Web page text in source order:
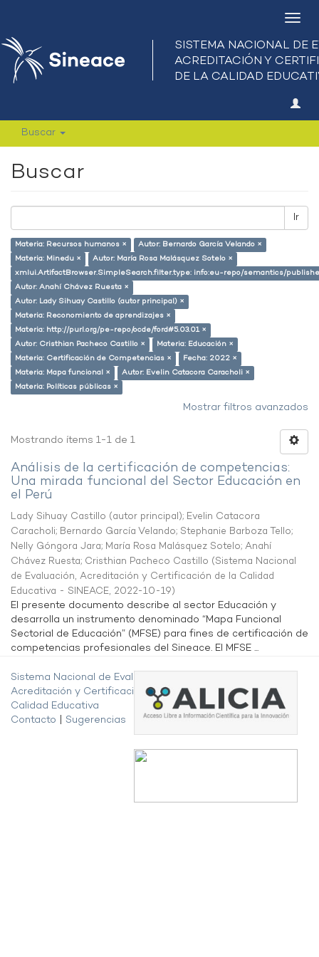
Buscar
Buscar
Ir
Materia: Recursos humanos ×
Autor: Bernardo García Velando ×
Materia: Minedu ×
Autor: María Rosa Malásquez Sotelo ×
xmlui.ArtifactBrowser.SimpleSearch.filter.type: info:eu-repo/semantics/
Autor: Anahí Chávez Ruesta ×
Autor: Lady Sihuay Castillo (autor principal) ×
Materia: Reconomiento de aprendizajes ×
Materia: http://purl.org/pe-repo/ocde/ford#5.03.01 ×
Autor: Cristhian Pacheco Castillo ×
Materia: Educación ×
Materia: Certificación de Competencias ×
Fecha: 2022 ×
Materia: Mapa funcional ×
Autor: Evelin Catacora Caracholi ×
Materia: Políticas públicas ×
Mostrar filtros avanzados
Mostrando ítems 1-1 de 1
Análisis de la certificación de competencias:
Una mirada funcional del Sector Educación en
el Perú
Lady Sihuay Castillo (autor principal); Evelin Catacora
Caracholi; Bernardo García Velando; Stephanie Barboza Tello;
Nelly Góngora Jara; María Rosa Malásquez Sotelo; Anahí
Chávez Ruesta; Cristhian Pacheco Castillo (Sistema Nacional
de Evaluación, Acreditación y Certificación de la Calidad
Educativa - SINEACE, 2022-10-19)
El presente documento describe al sector Educación y
desarrolla un instrumento denominado “Mapa Funcional
Sectorial de Educación” (MFSE) para fines de certificación de
competencias profesionales del Sineace. El MFSE ...
Sistema Nacional de Evaluación,
Acreditación y Certificación de la
Calidad Educativa
Contacto
Sugerencias